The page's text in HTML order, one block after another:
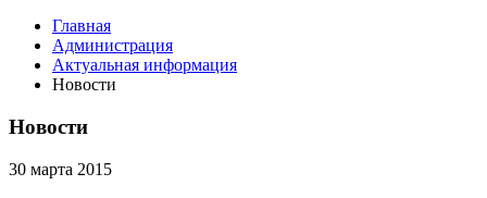
Главная
Администрация
Актуальная информация
Новости
Новости
30 марта 2015